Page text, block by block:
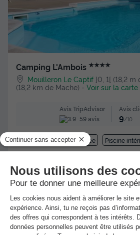
Camping L'Ambois ★★★★
Mouilleron Le Captif ]0, 1[ (18,2 m
(18,2 km de Mache) - Voir sur la carte
Avis TripAdvisor
59 avis
Avis
9/10
Piscine extérieure chauffée Piscine
MOBILHOME 2 personnes - A -
SAMEDI 2 pers.
Meilleur prix pour 7 nuits